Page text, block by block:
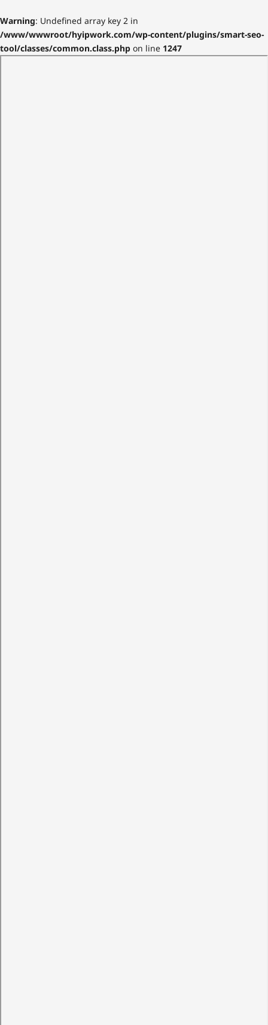
Warning: Undefined array key 2 in
/www/wwwroot/hyipwork.com/wp-content/plugins/smart-seo-
tool/classes/common.class.php on line 1247